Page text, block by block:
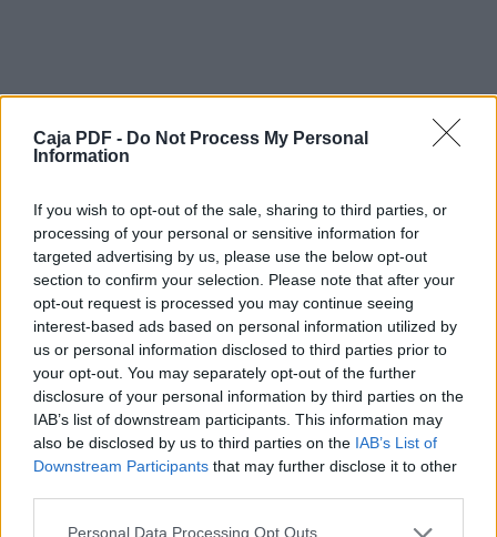
Caja PDF - Do Not Process My Personal
Information
If you wish to opt-out of the sale, sharing to third parties, or
processing of your personal or sensitive information for
targeted advertising by us, please use the below opt-out
section to confirm your selection. Please note that after your
opt-out request is processed you may continue seeing
interest-based ads based on personal information utilized by
us or personal information disclosed to third parties prior to
your opt-out. You may separately opt-out of the further
disclosure of your personal information by third parties on the
IAB’s list of downstream participants. This information may
also be disclosed by us to third parties on the IAB’s List of
Downstream Participants that may further disclose it to other
Personal Data Processing Opt Outs
Descargar el documento (PDF)
Docker.pdf (PDF, 4.7 MB)
Descargar